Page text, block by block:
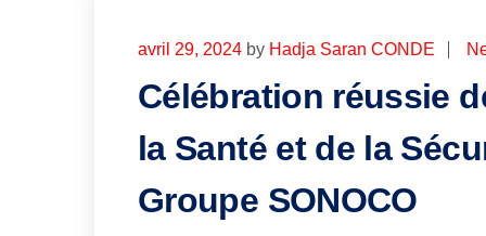
avril 29, 2024 by Hadja Saran CONDE
Célébration réussie
la Santé et de la
Groupe SONOCO